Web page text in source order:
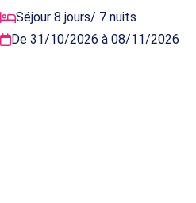
Séjour 8 jours/ 7 nuits
De 31/10/2026 à 08/11/2026